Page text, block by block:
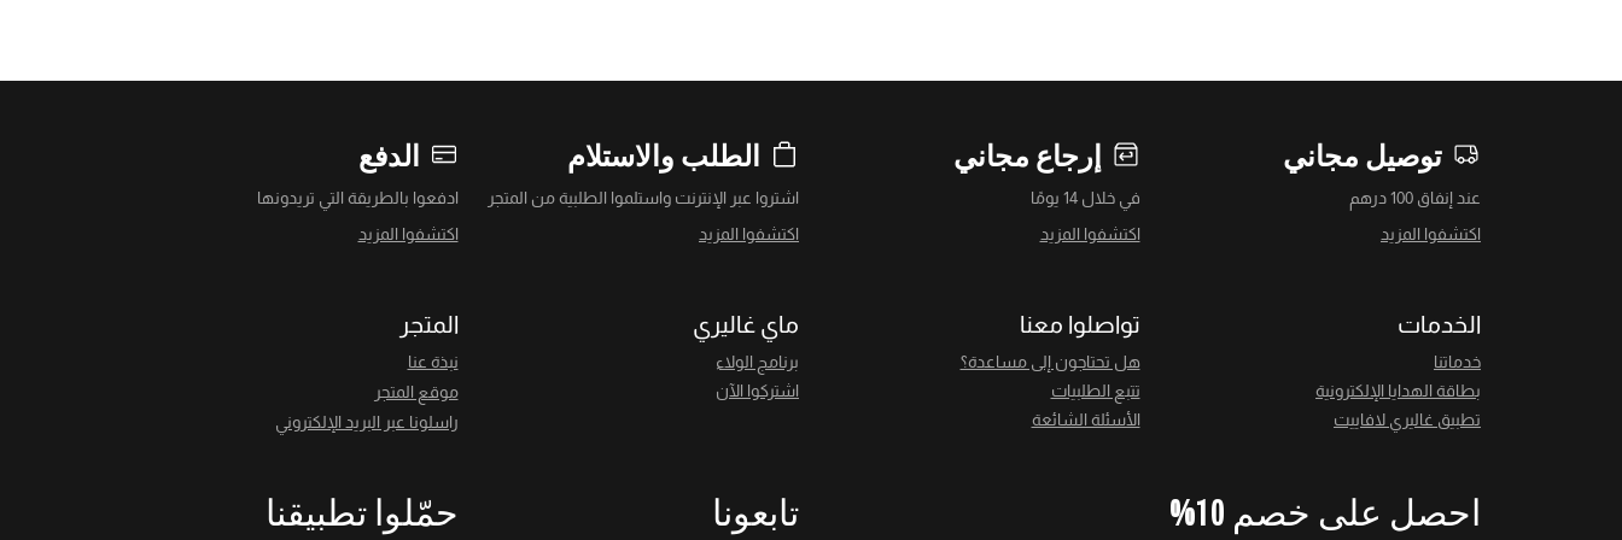
توصيل مجاني
عند إنفاق 100 درهم
اكتشفوا المزيد
إرجاع مجاني
في خلال 14 يومًا
اكتشفوا المزيد
الطلب والاستلام
اشتروا عبر الإنترنت واستلموا الطلبية من المتجر
اكتشفوا المزيد
الدفع
ادفعوا بالطريقة التي تريدونها
اكتشفوا المزيد
الخدمات
خدماتنا
بطاقة الهدايا الإلكترونية
تطبيق غاليري لافاييت
تواصلوا معنا
هل تحتاجون إلى مساعدة؟
تتبع الطلبيات
الأسئلة الشائعة
ماي غاليري
برنامج الولاء
اشتركوا الآن
المتجر
نبذة عنا
موقع المتجر
راسلونا عبر البريد الإلكتروني
احصل على خصم 10% تابعونا حمّلوا تطبيقنا